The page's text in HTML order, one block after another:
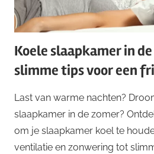
Koele slaapkamer in de
slimme tips voor een
Last van warme nachten?
slaapkamer in de zomer?
om je slaapkamer koel te
ventilatie en zonwering tot